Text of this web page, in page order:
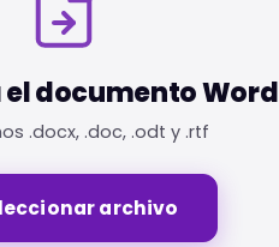
el documento Word
.docx, .doc, .odt y .rtf
archivo